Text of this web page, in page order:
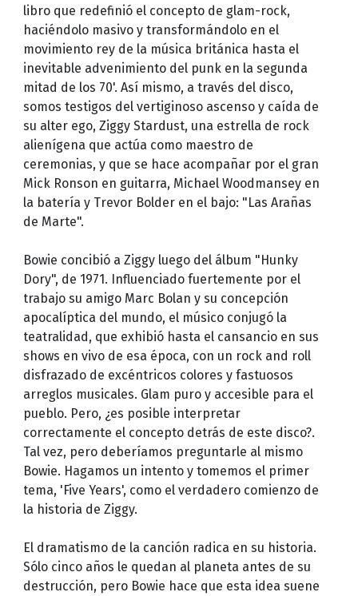
libro que redefinió el concepto de glam-rock,
haciéndolo masivo y transformándolo en el
movimiento rey de la música británica hasta el
inevitable advenimiento del punk en la segunda
mitad de los 70'. Así mismo, a través del disco,
somos testigos del vertiginoso ascenso y caída de
su alter ego, Ziggy Stardust, una estrella de rock
alienígena que actúa como maestro de
ceremonias, y que se hace acompañar por el gran
Mick Ronson en guitarra, Michael Woodmansey en
la batería y Trevor Bolder en el bajo: "Las Arañas
de Marte".
Bowie concibió a Ziggy luego del álbum "Hunky
Dory", de 1971. Influenciado fuertemente por el
trabajo su amigo Marc Bolan y su concepción
apocalíptica del mundo, el músico conjugó la
teatralidad, que exhibió hasta el cansancio en sus
shows en vivo de esa época, con un rock and roll
disfrazado de excéntricos colores y fastuosos
arreglos musicales. Glam puro y accesible para el
pueblo. Pero, ¿es posible interpretar
correctamente el concepto detrás de este disco?.
Tal vez, pero deberíamos preguntarle al mismo
Bowie. Hagamos un intento y tomemos el primer
tema, 'Five Years', como el verdadero comienzo de
la historia de Ziggy.
El dramatismo de la canción radica en su historia.
Sólo cinco años le quedan al planeta antes de su
destrucción, pero Bowie hace que esta idea suene